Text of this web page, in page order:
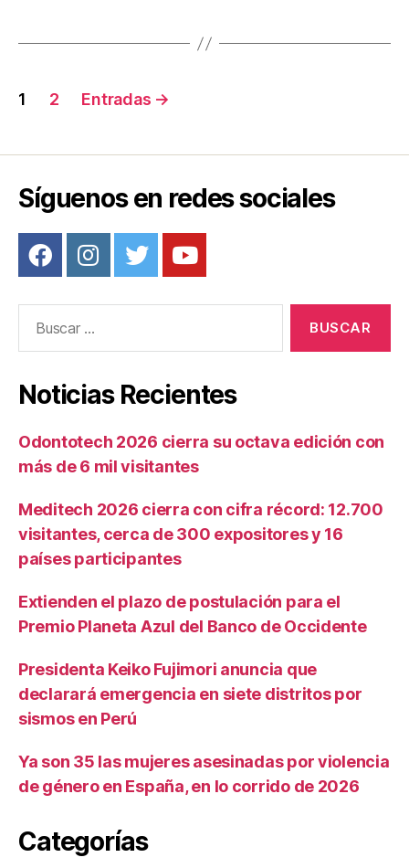
o
k
tir
Navegación
entradas
1 2 Entradas →
Síguenos en redes sociales
Noticias Recientes
Odontotech 2026 cierra su octava edición con
más de 6 mil visitantes
Meditech 2026 cierra con cifra récord: 12.700
visitantes, cerca de 300 expositores y 16
países participantes
Extienden el plazo de postulación para el
Premio Planeta Azul del Banco de Occidente
Presidenta Keiko Fujimori anuncia que
declarará emergencia en siete distritos por
sismos en Perú
Ya son 35 las mujeres asesinadas por violencia
de género en España, en lo corrido de 2026
Categorías